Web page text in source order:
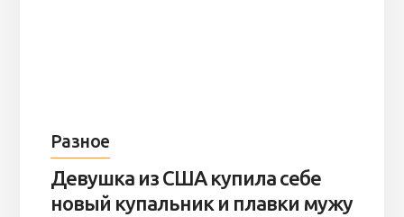
Разное
Девушка из США купила себе
новый купальник и плавки мужу